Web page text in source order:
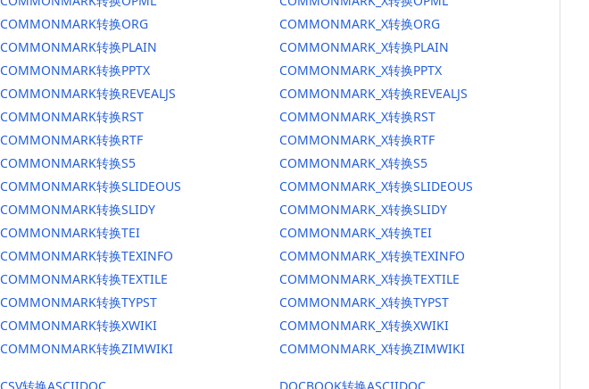
COMMONMARK转换ORG
COMMONMARK转换PLAIN
COMMONMARK转换PPTX
COMMONMARK转换REVEALJS
COMMONMARK转换RST
COMMONMARK转换RTF
COMMONMARK转换S5
COMMONMARK转换SLIDEOUS
COMMONMARK转换SLIDY
COMMONMARK转换TEI
COMMONMARK转换TEXINFO
COMMONMARK转换TEXTILE
COMMONMARK转换TYPST
COMMONMARK转换XWIKI
COMMONMARK转换ZIMWIKI
COMMONMARK_X转换ORG
COMMONMARK_X转换PLAIN
COMMONMARK_X转换PPTX
COMMONMARK_X转换REVEALJS
COMMONMARK_X转换RST
COMMONMARK_X转换RTF
COMMONMARK_X转换S5
COMMONMARK_X转换SLIDEOUS
COMMONMARK_X转换SLIDY
COMMONMARK_X转换TEI
COMMONMARK_X转换TEXINFO
COMMONMARK_X转换TEXTILE
COMMONMARK_X转换TYPST
COMMONMARK_X转换XWIKI
COMMONMARK_X转换ZIMWIKI